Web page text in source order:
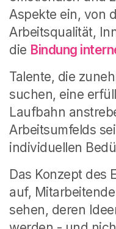
Aspekte ein, von
Arbeitsqualität,
die Bindung
Talente, die
suchen, eine
Laufbahn
Arbeitsumfelds
individuellen
Das Konzept des
auf,
sehen, deren